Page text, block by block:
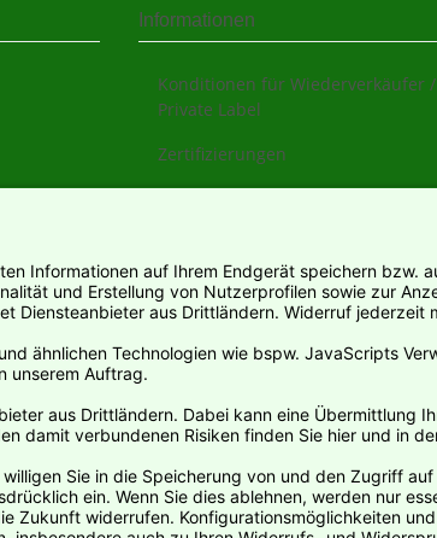
Informationen
Konditionen für Wiederverkäufer /
Private Label
Zertifizierungen
Versandinformationen